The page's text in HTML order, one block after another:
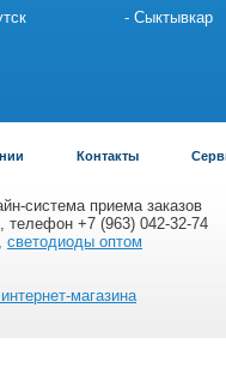
Сыктывкар
Контакты
система приема заказов
телефон +7 (963) 042-32-74
, светодиоды оптом
магазина